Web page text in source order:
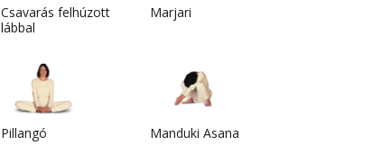
Csavarás felhúzott
lábbal
Marjari
Pillangó Manduki Asana